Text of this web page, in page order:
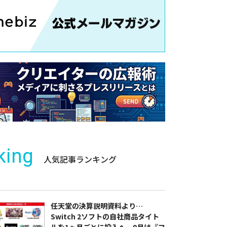
人気記事ランキング
任天堂の決算説明資料より…
Switch 2ソフトの自社商品タイト